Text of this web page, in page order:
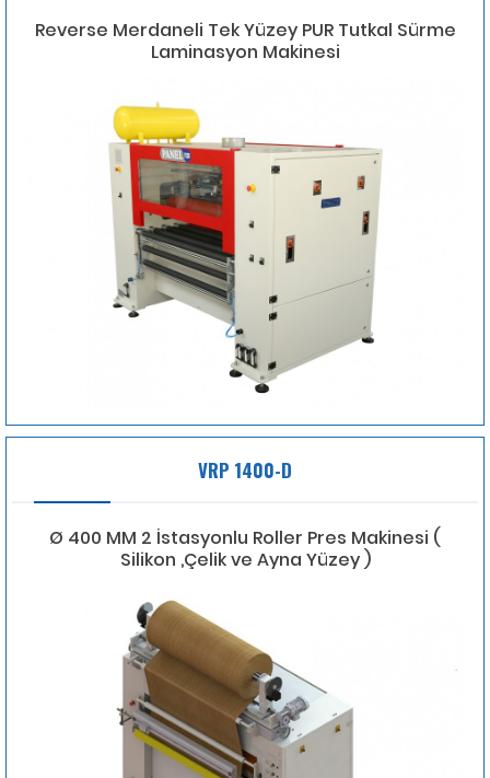
Reverse Merdaneli Tek Yüzey PUR Tutkal Sürme
Laminasyon Makinesi
VRP 1400-D
Ø 400 MM 2 İstasyonlu Roller Pres Makinesi (
Silikon ,Çelik ve Ayna Yüzey )